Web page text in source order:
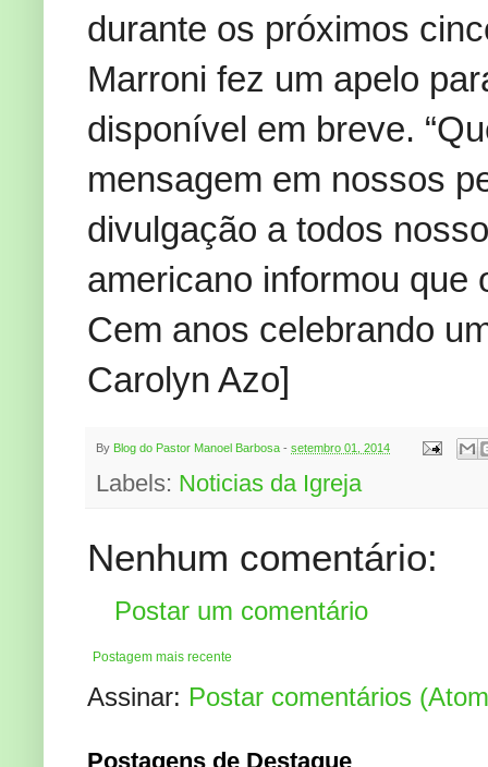
durante os próximos
Marroni fez um apelo
disponível em breve.
mensagem em nossos
divulgação a todos
americano informou que
Cem anos celebrando
Carolyn Azo]
By Blog do Pastor Manoel Barbosa - setembro 01, 2014
Labels: Noticias da Igreja
Nenhum comentário:
Postar um comentário
Postagem mais recente
Assinar: Postar comentários
Postagens de Destaque